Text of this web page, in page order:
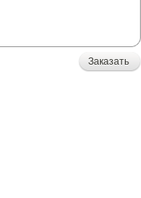
Заказать